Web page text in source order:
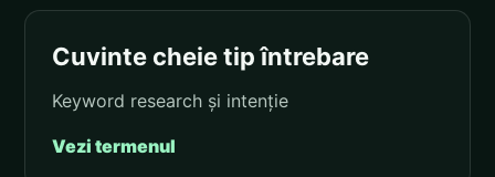
Cuvinte cheie tip întrebare
Keyword research și intenție
Vezi termenul